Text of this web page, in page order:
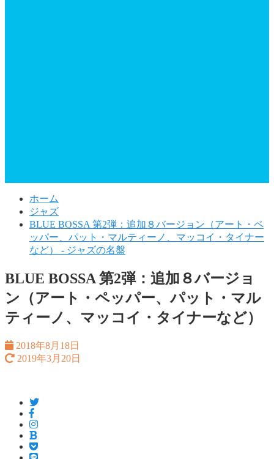
ホーム
ジャズ
BLUE BOSSA 第2弾：追加８バージョン（アート・ペ
ッパー、パット・マルティーノ、マッコイ・タイナー
など） - ジャズの名盤
BLUE BOSSA 第2弾：追加８バージョ
ン（アート・ペッパー、パット・マル
ティーノ、マッコイ・タイナーなど）
2018年8月18日
2019年3月20日